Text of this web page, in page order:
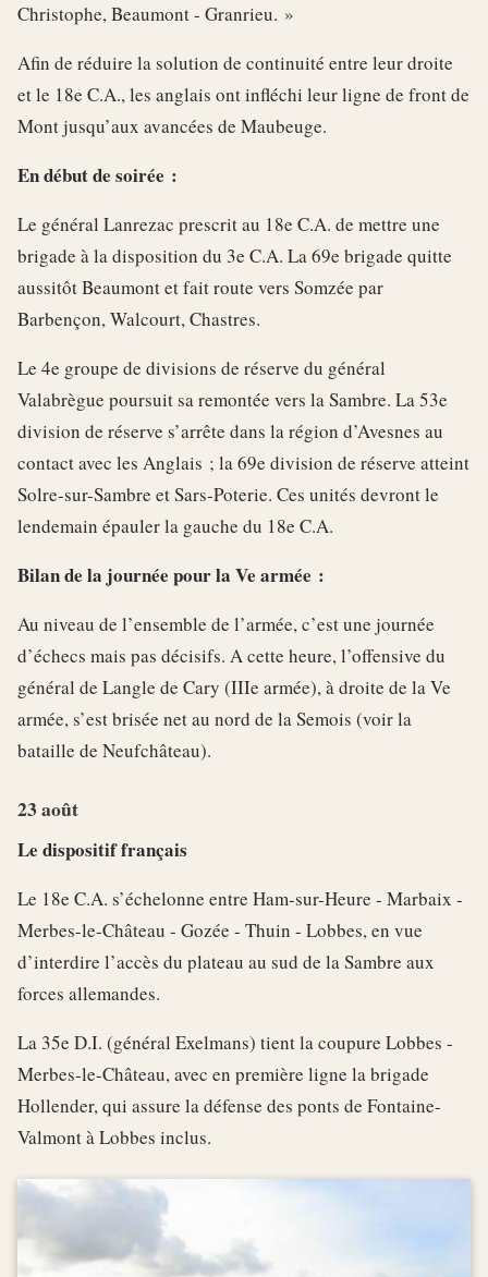
Christophe, Beaumont - Granrieu. »
Afin de réduire la solution de continuité entre leur droite
et le 18e C.A., les anglais ont infléchi leur ligne de front de
Mont jusqu’aux avancées de Maubeuge.
En début de soirée :
Le général Lanrezac prescrit au 18e C.A. de mettre une
brigade à la disposition du 3e C.A. La 69e brigade quitte
aussitôt Beaumont et fait route vers Somzée par
Barbençon, Walcourt, Chastres.
Le 4e groupe de divisions de réserve du général
Valabrègue poursuit sa remontée vers la Sambre. La 53e
division de réserve s’arrête dans la région d’Avesnes au
contact avec les Anglais ; la 69e division de réserve atteint
Solre-sur-Sambre et Sars-Poterie. Ces unités devront le
lendemain épauler la gauche du 18e C.A.
Bilan de la journée pour la Ve armée :
Au niveau de l’ensemble de l’armée, c’est une journée
d’échecs mais pas décisifs. A cette heure, l’offensive du
général de Langle de Cary (IIIe armée), à droite de la Ve
armée, s’est brisée net au nord de la Semois (voir la
bataille de Neufchâteau).
23 août
Le dispositif français
Le 18e C.A. s’échelonne entre Ham-sur-Heure - Marbaix -
Merbes-le-Château - Gozée - Thuin - Lobbes, en vue
d’interdire l’accès du plateau au sud de la Sambre aux
forces allemandes.
La 35e D.I. (général Exelmans) tient la coupure Lobbes -
Merbes-le-Château, avec en première ligne la brigade
Hollender, qui assure la défense des ponts de Fontaine-
Valmont à Lobbes inclus.